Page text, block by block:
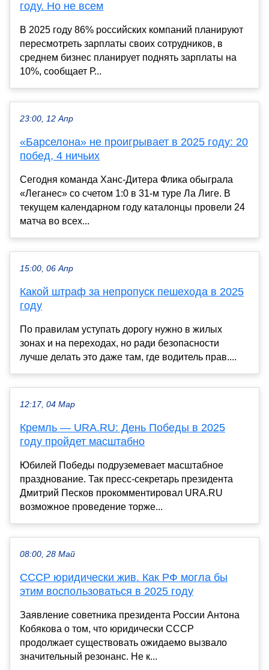
году. Но не всем
В 2025 году 86% российских компаний планируют
пересмотреть зарплаты своих сотрудников, в
среднем бизнес планирует поднять зарплаты на
10%, сообщает Р...
23:00, 12 Апр
«Барселона» не проигрывает в 2025 году: 20
побед, 4 ничьих
Сегодня команда Ханс-Дитера Флика обыграла
«Леганес» со счетом 1:0 в 31-м туре Ла Лиге. В
текущем календарном году каталонцы провели 24
матча во всех...
15:00, 06 Апр
Какой штраф за непропуск пешехода в 2025
году
По правилам уступать дорогу нужно в жилых
зонах и на переходах, но ради безопасности
лучше делать это даже там, где водитель прав....
12:17, 04 Мар
Кремль — URA.RU: День Победы в 2025
году пройдет масштабно
Юбилей Победы подруземевает масштабное
празднование. Так пресс-секретарь президента
Дмитрий Песков прокомментировал URA.RU
возможное проведение торже...
08:00, 28 Май
СССР юридически жив. Как РФ могла бы
этим воспользоваться в 2025 году
Заявление советника президента России Антона
Кобякова о том, что юридически СССР
продолжает существовать ожидаемо вызвало
значительный резонанс. Не к...